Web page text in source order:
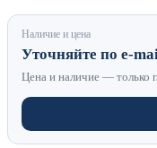
Наличие и цена
Уточняйте по e-
Цена и наличие — только